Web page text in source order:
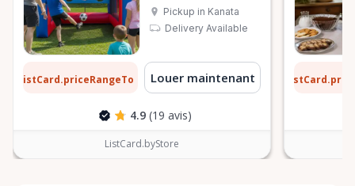
Pickup in Kanata
Delivery Available
ListCard.priceRangeTo par jour
Louer maintenant
4.9 (19 avis)
ListCard.byStore